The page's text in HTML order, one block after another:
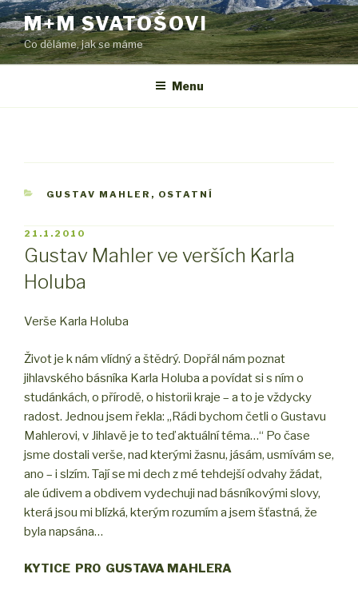
Přejít
k
obsahu
webu
M+M SVATOŠOVI
Co děláme, jak se máme
Menu
RUBRIKY
GUSTAV MAHLER , OSTATNÍ
PUBLIKOVÁNO
21.1.2010
Gustav Mahler ve verších Karla
Holuba
Verše Karla Holuba
Život je k nám vlídný a štědrý. Dopřál nám poznat
jihlavského básníka Karla Holuba a povídat si s ním o
studánkách, o přírodě, o historii kraje – a to je vždycky
radost. Jednou jsem řekla: „Rádi bychom četli o Gustavu
Mahlerovi, v Jihlavě je to teď aktuální téma…“ Po čase
jsme dostali verše, nad kterými žasnu, jásám, usmívám se,
ano – i slzím. Tají se mi dech z mé tehdejší odvahy žádat,
ale údivem a obdivem vydechuji nad básníkovými slovy,
která jsou mi blízká, kterým rozumím a jsem šťastná, že
byla napsána…
KYTICE PRO GUSTAVA MAHLERA